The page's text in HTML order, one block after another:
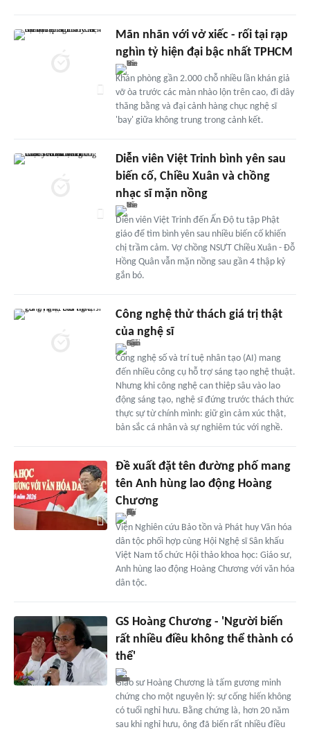
Mãn nhãn với vở xiếc - rối tại rạp
nghìn tỷ hiện đại bậc nhất TPHCM
Khán phòng gần 2.000 chỗ nhiều lần khán giả
vỡ òa trước các màn nhào lộn trên cao, đi dây
thăng bằng và đại cảnh hàng chục nghệ sĩ
'bay' giữa không trung trong cảnh kết.
Diễn viên Việt Trinh bình yên sau
biến cố, Chiều Xuân và chồng
nhạc sĩ mặn nồng
Diễn viên Việt Trinh đến Ấn Độ tu tập Phật
giáo để tìm bình yên sau nhiều biến cố khiến
chị trầm cảm. Vợ chồng NSƯT Chiều Xuân - Đỗ
Hồng Quân vẫn mặn nồng sau gần 4 thập kỷ
gắn bó.
Công nghệ thử thách giá trị thật
của nghệ sĩ
Công nghệ số và trí tuệ nhân tạo (AI) mang
đến nhiều công cụ hỗ trợ sáng tạo nghệ thuật.
Nhưng khi công nghệ can thiệp sâu vào lao
động sáng tạo, nghệ sĩ đứng trước thách thức
thực sự từ chính mình: giữ gìn cảm xúc thật,
bản sắc cá nhân và sự nghiêm túc với nghề.
Đề xuất đặt tên đường phố mang
tên Anh hùng lao động Hoàng
Chương
Viện Nghiên cứu Bảo tồn và Phát huy Văn hóa
dân tộc phối hợp cùng Hội Nghệ sĩ Sân khấu
Việt Nam tổ chức Hội thảo khoa học: Giáo sư,
Anh hùng lao động Hoàng Chương với văn hóa
dân tộc.
GS Hoàng Chương - 'Người biến
rất nhiều điều không thể thành có
thể'
Giáo sư Hoàng Chương là tấm gương minh
chứng cho một nguyên lý: sự cống hiến không
có tuổi nghỉ hưu. Bằng chứng là, hơn 20 năm
sau khi nghỉ hưu, ông đã biến rất nhiều điều